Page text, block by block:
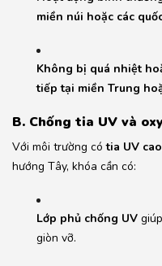
miền núi hoặc các
Không bị quá nhiệt
tiếp tại miền Trung
B. Chống tia UV và
Với môi trường cótia UV cao
hướng Tây, khóa cần có:
Lớp phủ chống UV
giòn vỡ.